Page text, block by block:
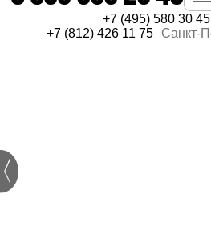
+7 (495) 580 30 45
+7 (812) 426 11 75
Санкт-